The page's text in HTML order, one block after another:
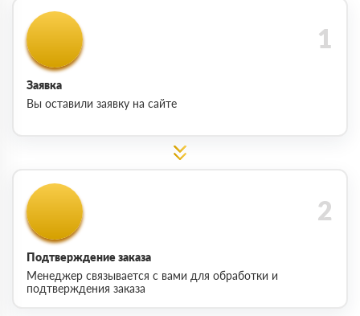
Заявка
Вы оставили заявку на сайте
Подтверждение заказа
Менеджер связывается с вами для обработки и
подтверждения заказа